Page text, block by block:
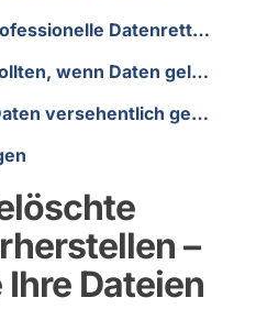
bei gelöschten Dateien helfen können
Daten gelöscht wurden
gelöscht haben?
–
Dateien